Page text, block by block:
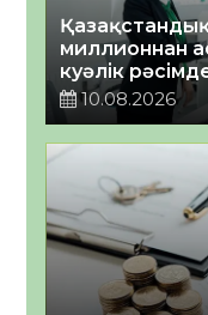
миллионнан
куәлік
10.08.2026